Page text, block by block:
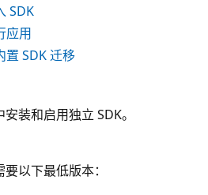
SDK
应用
置 SDK 迁移
装和启用独立 SDK。
以下最低版本：